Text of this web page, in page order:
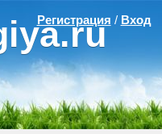
Регистрация / Вход